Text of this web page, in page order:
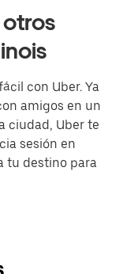
con Uber. Ya
amigos en un
ciudad, Uber te
sesión en
tu destino para